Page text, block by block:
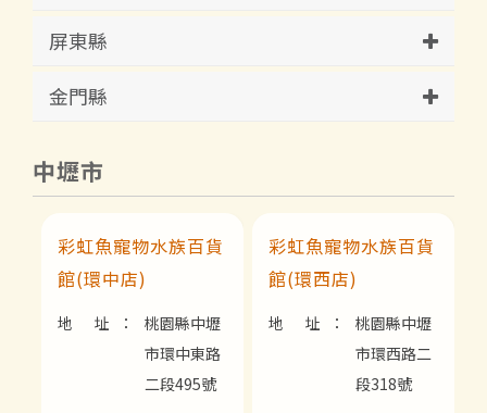
屏東縣
金門縣
中壢市
彩虹魚寵物水族百貨
館(環中店)
地 址：
桃園縣中壢
市環中東路
二段495號
彩虹魚寵物水族百貨
館(環西店)
地 址：
桃園縣中壢
市環西路二
段318號